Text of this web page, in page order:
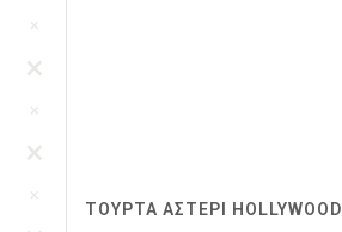
ΤΟΎΡΤΑ ΑΣΤΈΡΙ HOLLYWOOD